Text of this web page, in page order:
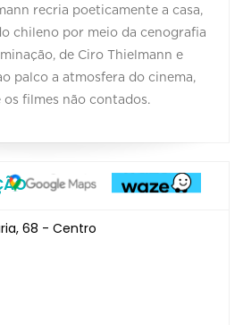
recria poeticamente a casa,
chileno por meio da cenografia
de Ciro Thielmann e
palco a atmosfera do cinema,
filmes não contados.
68 - Centro